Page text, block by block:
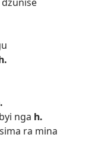
nga h.
ra mina